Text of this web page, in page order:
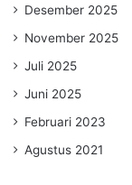
Desember 2025
November 2025
Juli 2025
Juni 2025
Februari 2023
Agustus 2021